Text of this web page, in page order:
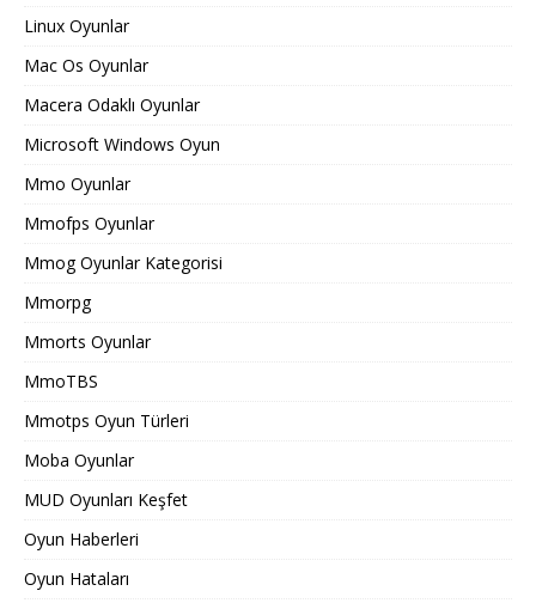
Linux Oyunlar
Mac Os Oyunlar
Macera Odaklı Oyunlar
Microsoft Windows Oyun
Mmo Oyunlar
Mmofps Oyunlar
Mmog Oyunlar Kategorisi
Mmorpg
Mmorts Oyunlar
MmoTBS
Mmotps Oyun Türleri
Moba Oyunlar
MUD Oyunları Keşfet
Oyun Haberleri
Oyun Hataları